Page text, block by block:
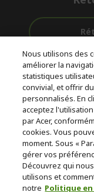
Livraison
Gratuite
© 2026 Acer Inc.
CPYou BV est le
services proposés
Nous utilisons des
améliorer la
statistiques
convivial, et offrir
personnalisés. En
acceptez
par Acer,
cookies. Vous
moment. Sous «
gérer vos
Découvrez qui
utilisons et
notre Politique